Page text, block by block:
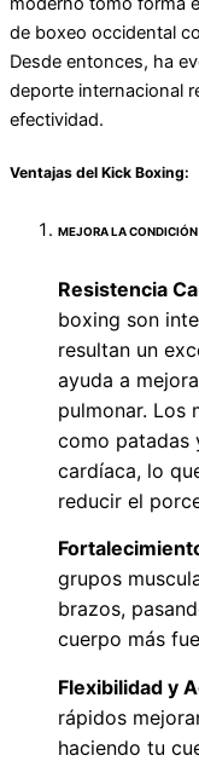
de boxeo occidental
Desde entonces, ha
deporte internacional
efectividad.
Ventajas del Kick Boxing:
MEJORA LA
Resistencia
boxing son
resultan un
ayuda a
pulmonar. Los
como patadas
cardíaca, lo
reducir el
grupos
brazos,
cuerpo más
Flexibilidad y
rápidos
haciendo tu